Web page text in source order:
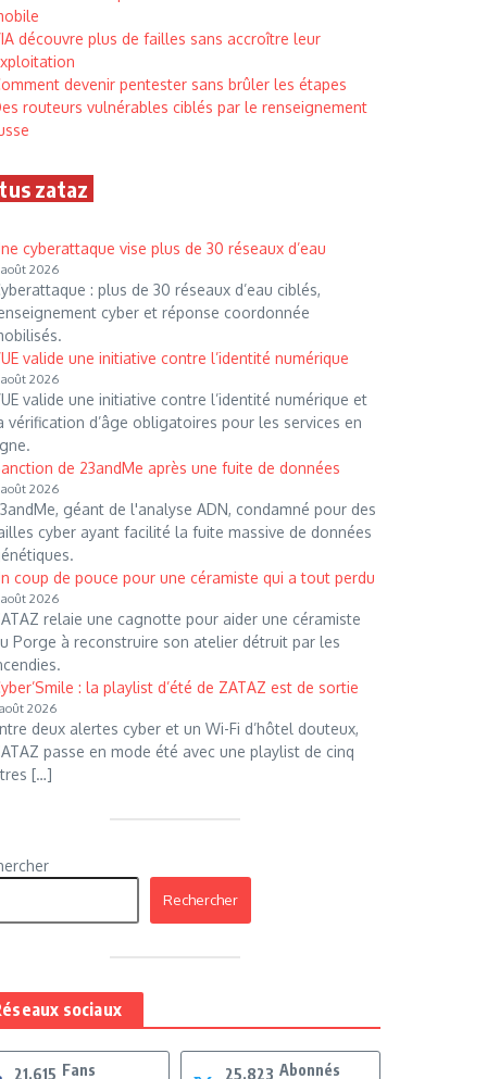
découvre plus de failles sans accroître leur
devenir pentester sans brûler les étapes
routeurs vulnérables ciblés par le renseignement
zataz
cyberattaque vise plus de 30 réseaux d’eau
2026
: plus de 30 réseaux d’eau ciblés,
cyber et réponse coordonnée
valide une initiative contre l’identité numérique
2026
valide une initiative contre l’identité numérique et
vérification d’âge obligatoires pour les services en
de 23andMe après une fuite de données
2026
géant de l'analyse ADN, condamné pour des
cyber ayant facilité la fuite massive de données
coup de pouce pour une céramiste qui a tout perdu
2026
relaie une cagnotte pour aider une céramiste
Porge à reconstruire son atelier détruit par les
: la playlist d’été de ZATAZ est de sortie
2026
deux alertes cyber et un Wi-Fi d’hôtel douteux,
passe en mode été avec une playlist de cinq
[…]
Rechercher
sociaux
21,615 Fans 25,823 Abonnés